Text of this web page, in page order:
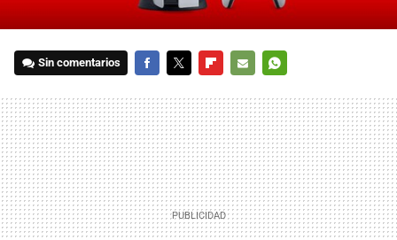
Sin comentarios
MAIL